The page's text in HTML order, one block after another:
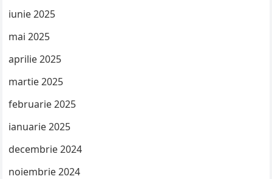
iunie 2025
mai 2025
aprilie 2025
martie 2025
februarie 2025
ianuarie 2025
decembrie 2024
noiembrie 2024